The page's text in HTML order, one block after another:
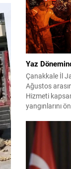
Yaz
Çanakkale İl
Ağustos
Hizmeti
yangınlarını
görev yapan
aktif olarak
faaliyetleri
bin 315